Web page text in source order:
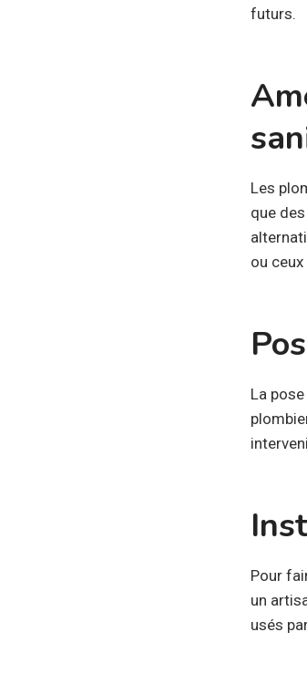
futurs.
Les
que
ou
La
Pour
un
usés